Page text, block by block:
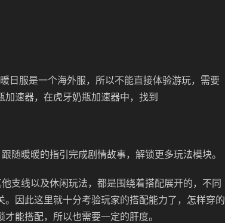
日服是一个海外服，所以不能直接体验游玩，需要
速器，在虎牙奶瓶加速器中，找到
随暖暖的指引完成剧情故事，解锁更多玩法模块。
支线以及休闲玩法，都是围绕着搭配展开的，不同
因此这里就十分考验玩家的搭配能力了，怎样穿的
能搭配，所以也需要一定的肝度。